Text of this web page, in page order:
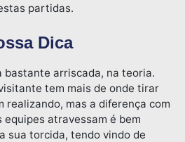
partidas.
Dica
bastante arriscada, na teoria.
tem mais de onde tirar
realizando, mas a diferença com
equipes atravessam é bem
sua torcida, tendo vindo de